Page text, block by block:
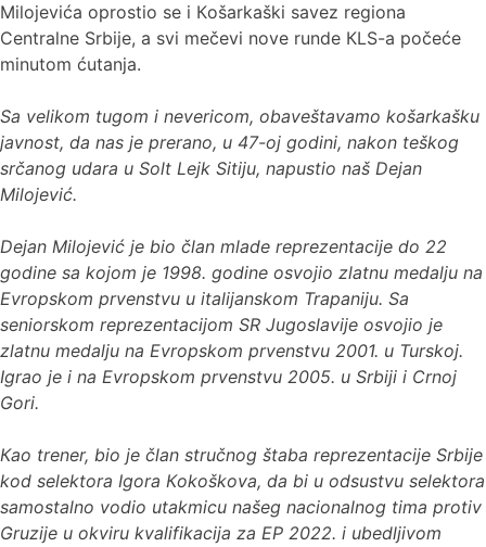
Milojevića oprostio se i Кošarkaški savez regiona
Centralne Srbije, a svi mečevi nove runde КLS-a počeće
minutom ćutanja.
Sa velikom tugom i nevericom, obaveštavamo košarkašku
javnost, da nas je prerano, u 47-oj godini, nakon teškog
srčanog udara u Solt Lejk Sitiju, napustio naš Dejan
Milojević.
Dejan Milojević je bio član mlade reprezentacije do 22
godine sa kojom je 1998. godine osvojio zlatnu medalju na
Evropskom prvenstvu u italijanskom Trapaniju. Sa
seniorskom reprezentacijom SR Jugoslavije osvojio je
zlatnu medalju na Evropskom prvenstvu 2001. u Turskoj.
Igrao je i na Evropskom prvenstvu 2005. u Srbiji i Crnoj
Gori.
Кao trener, bio je član stručnog štaba reprezentacije Srbije
kod selektora Igora Кokoškova, da bi u odsustvu selektora
samostalno vodio utakmicu našeg nacionalnog tima protiv
Gruzije u okviru kvalifikacija za EP 2022. i ubedljivom